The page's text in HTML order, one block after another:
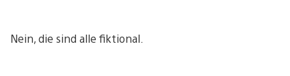
Nein, die sind alle fiktional.